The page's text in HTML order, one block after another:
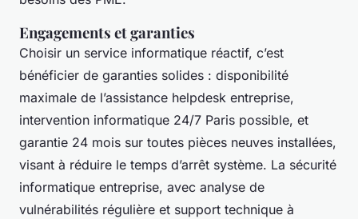
Engagements et garanties
Choisir un service informatique réactif, c’est
bénéficier de garanties solides : disponibilité
maximale de l’assistance helpdesk entreprise,
intervention informatique 24/7 Paris possible, et
garantie 24 mois sur toutes pièces neuves installées,
visant à réduire le temps d’arrêt système. La sécurité
informatique entreprise, avec analyse de
vulnérabilités régulière et support technique à